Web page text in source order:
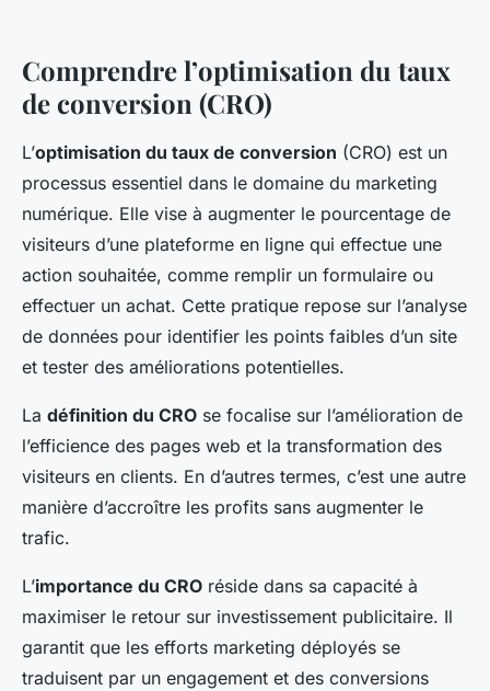
Comprendre l’optimisation du taux
de conversion (CRO)
L’optimisation du taux de conversion (CRO) est un
processus essentiel dans le domaine du marketing
numérique. Elle vise à augmenter le pourcentage de
visiteurs d’une plateforme en ligne qui effectue une
action souhaitée, comme remplir un formulaire ou
effectuer un achat. Cette pratique repose sur l’analyse
de données pour identifier les points faibles d’un site
et tester des améliorations potentielles.
La définition du CRO se focalise sur l’amélioration de
l’efficience des pages web et la transformation des
visiteurs en clients. En d’autres termes, c’est une autre
manière d’accroître les profits sans augmenter le
trafic.
L’importance du CRO réside dans sa capacité à
maximiser le retour sur investissement publicitaire. Il
garantit que les efforts marketing déployés se
traduisent par un engagement et des conversions